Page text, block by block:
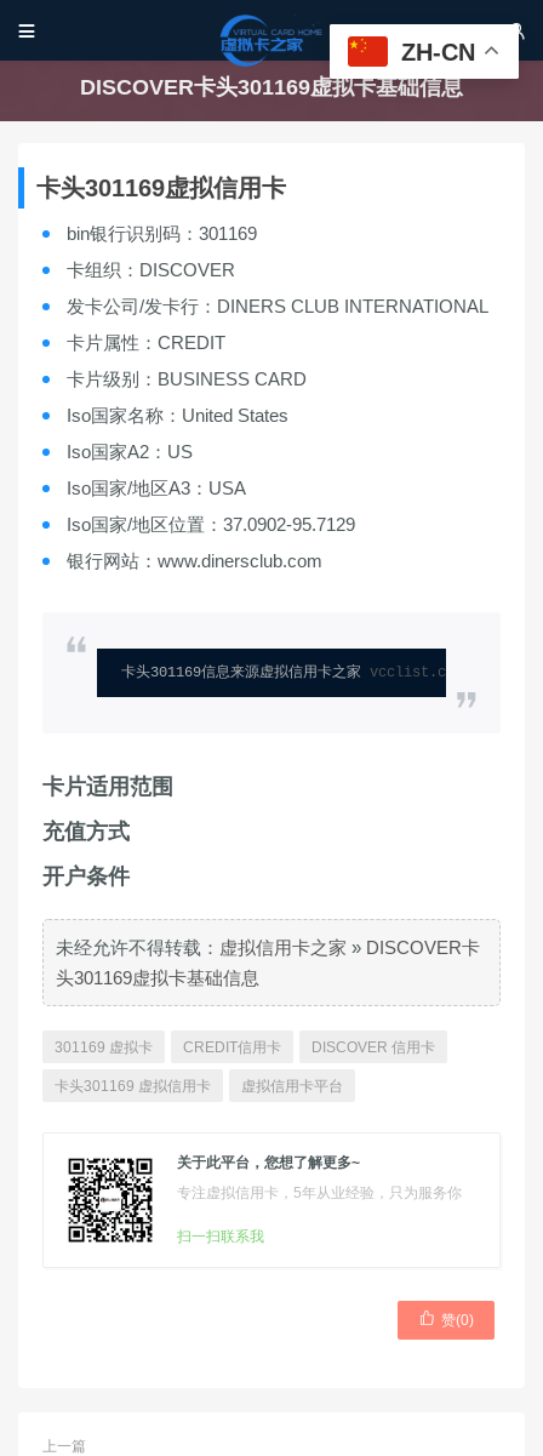
 
DISCOVER卡头301169虚拟卡基础信息
卡头301169虚拟信用卡
bin银行识别码：301169
卡组织：DISCOVER
发卡公司/发卡行：DINERS CLUB INTERNATIONAL
卡片属性：CREDIT
卡片级别：BUSINESS CARD
Iso国家名称：United States
Iso国家A2：US
Iso国家/地区A3：USA
Iso国家/地区位置：37.0902-95.7129
银行网站：www.dinersclub.com
卡头301169信息来源虚拟信用卡之家 vcclist.com
卡片适用范围
充值方式
开户条件
未经允许不得转载： 虚拟信用卡之家 » DISCOVER卡
头301169虚拟卡基础信息
301169 虚拟卡 CREDIT信用卡 DISCOVER 信用卡
卡头301169 虚拟信用卡 虚拟信用卡平台
关于此平台，您想了解更多~
专注虚拟信用卡，5年从业经验，只为服务你
扫一扫联系我
 赞(0)
上一篇
ZH-CN